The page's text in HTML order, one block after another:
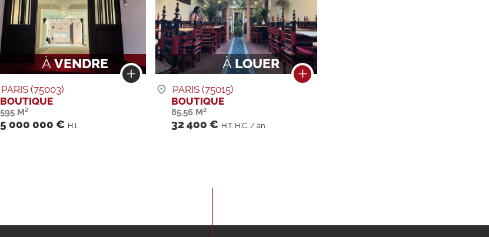
ÀVENDRE
PARIS (75003)
BOUTIQUE
595 M²
5 000 000 € H.I.
ÀLOUER
PARIS (75015)
BOUTIQUE
85.56 M²
32 400 € H.T. H.C. / an